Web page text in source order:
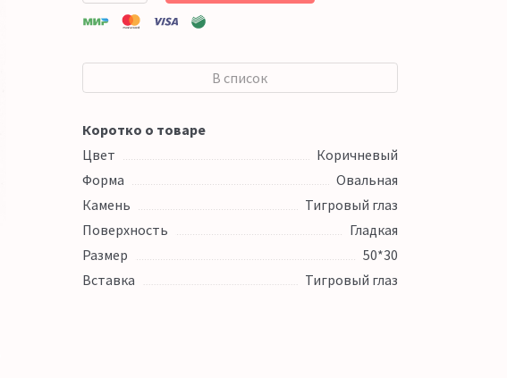
В список
Коротко о товаре
Цвет
Коричневый
Форма
Овальная
Камень
Тигровый глаз
Поверхность
Гладкая
Размер
50*30
Вставка
Тигровый глаз